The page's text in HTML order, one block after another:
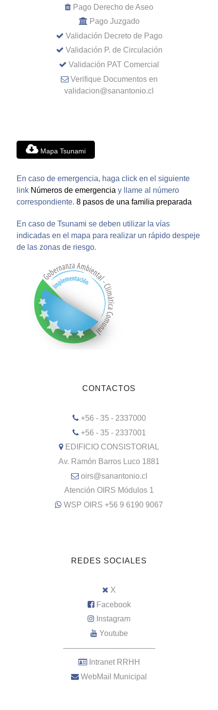
Pago Derecho de Aseo
Pago Juzgado
Validación Decreto de Pago
Validación P. de Circulación
Validación PAT Comercial
Verifique Documentos en
validacion@sanantonio.cl
Mapa Tsunami
En caso de emergencia, haga click en el siguiente
link Números de emergencia y llame al número
correspondiente. 8 pasos de una familia preparada
En caso de Tsunami se deben utilizar la vías
indicadas en el mapa para realizar un rápido despeje
de las zonas de riesgo.
CONTACTOS
+56 - 35 - 2337000
+56 - 35 - 2337001
EDIFICIO CONSISTORIAL
Av. Ramón Barros Luco 1881
oirs@sanantonio.cl
Atención OIRS Módulos 1
WSP OIRS +56 9 6190 9067
REDES SOCIALES
X
Facebook
Instagram
Youtube
–––––––––––––––––––––
Intranet RRHH
WebMail Municipal